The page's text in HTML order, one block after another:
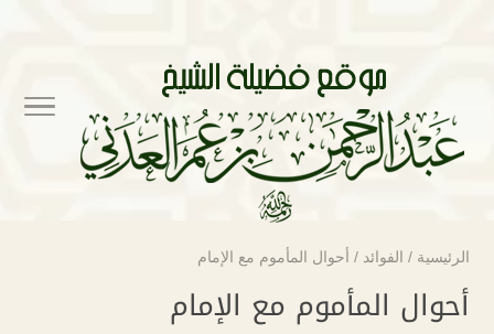
الرئيسية / الفوائد / أحوال المأموم مع الإمام
أحوال المأموم مع الإمام